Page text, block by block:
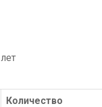
лет
Количество